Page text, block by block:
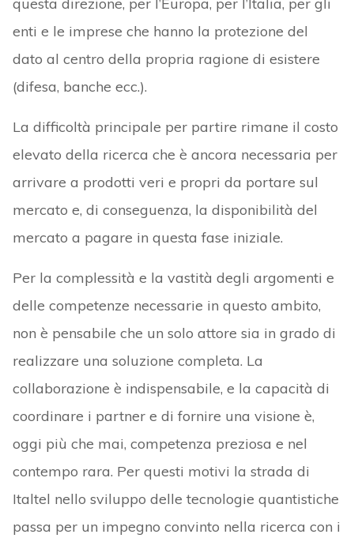
enti e le imprese che hanno la protezione del
dato al centro della propria ragione di esistere
(difesa, banche ecc.).
La difficoltà principale per partire rimane il costo
elevato della ricerca che è ancora necessaria per
arrivare a prodotti veri e propri da portare sul
mercato e, di conseguenza, la disponibilità del
mercato a pagare in questa fase iniziale.
Per la complessità e la vastità degli argomenti e
delle competenze necessarie in questo ambito,
non è pensabile che un solo attore sia in grado di
realizzare una soluzione completa. La
collaborazione è indispensabile, e la capacità di
coordinare i partner e di fornire una visione è,
oggi più che mai, competenza preziosa e nel
contempo rara. Per questi motivi la strada di
Italtel nello sviluppo delle tecnologie quantistiche
passa per un impegno convinto nella ricerca con i